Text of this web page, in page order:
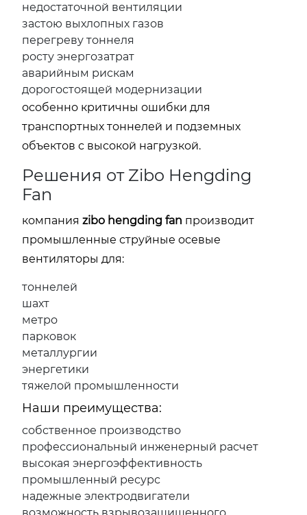
недостаточной вентиляции
застою выхлопных газов
перегреву тоннеля
росту энергозатрат
аварийным рискам
дорогостоящей модернизации
особенно критичны ошибки для
транспортных тоннелей и подземных
объектов с высокой нагрузкой.
Решения от Zibo Hengding
Fan
компания zibo hengding fan производит
промышленные струйные осевые
вентиляторы для:
тоннелей
шахт
метро
парковок
металлургии
энергетики
тяжелой промышленности
Наши преимущества:
собственное производство
профессиональный инженерный расчет
высокая энергоэффективность
промышленный ресурс
надежные электродвигатели